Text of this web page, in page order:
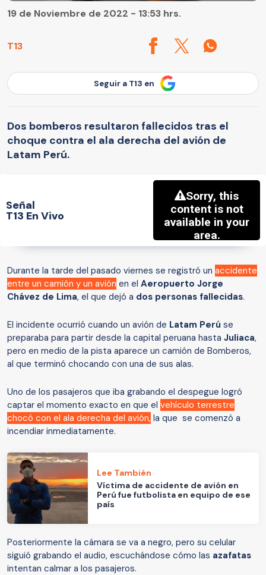
T13
19 de Noviembre de 2022 - 13:53 hrs.
Seguir a T13 en
Dos bomberos resultaron fallecidos tras el
choque contra el ala derecha del avión de
Latam Perú.
Señal
T13 En Vivo
Durante la tarde del pasado viernes se registró un accidente
entre un camión y un avión en el Aeropuerto Jorge
Chávez de Lima, el que dejó a dos personas fallecidas.
El incidente ocurrió cuando un avión de Latam Perú se
preparaba para partir desde la capital peruana hasta Juliaca,
pero en medio de la pista aparece un camión de Bomberos,
al que terminó chocando con una de sus alas.
Uno de los pasajeros que iba grabando el despegue logró
captar el momento exacto en que el vehículo terrestre
chocó con el ala derecha del avión, la que se comenzó a
incendiar inmediatamente.
Lee También
Víctima de accidente de avión en
Perú fue futbolista en equipo de ese
país
Posteriormente la cámara se va a negro, pero su celular
siguió grabando el audio, escuchándose cómo las azafatas
intentan calmar a los pasajeros.